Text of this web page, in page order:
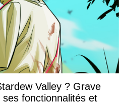
Valley ? Grave
fonctionnalités et